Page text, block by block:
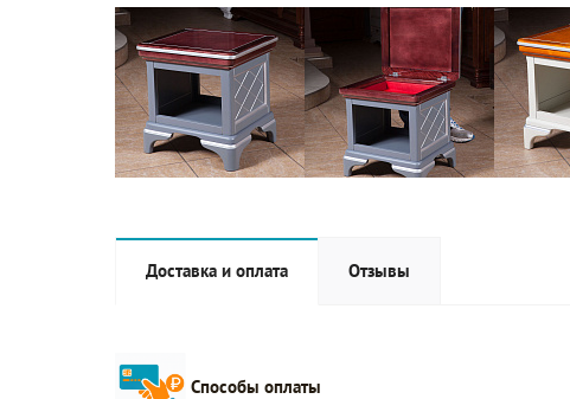
Доставка и оплата Отзывы
Способы оплаты